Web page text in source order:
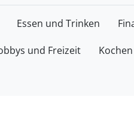
Essen und Trinken
und Freizeit Kochen